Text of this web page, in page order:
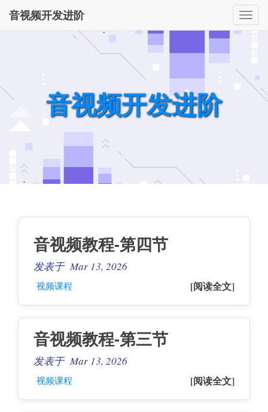
切
音视频开发进阶
音视频开发进阶
音视频教程-第四节
发表于 Mar 13, 2026
[阅读全文]
视频课程
音视频教程-第三节
发表于 Mar 13, 2026
[阅读全文]
视频课程